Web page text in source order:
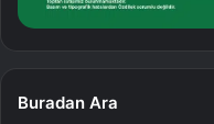
Buradan Ara